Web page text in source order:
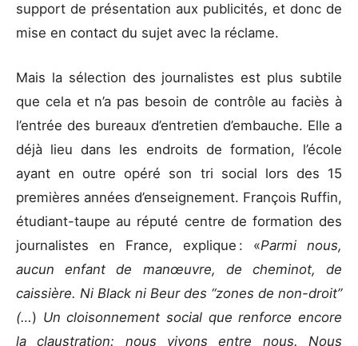
support de présentation aux publicités, et donc de
mise en contact du sujet avec la réclame.
Mais la sélection des journalistes est plus subtile
que cela et n’a pas besoin de contrôle au faciès à
l’entrée des bureaux d’entretien d’embauche. Elle a
déjà lieu dans les endroits de formation, l’école
ayant en outre opéré son tri social lors des 15
premières années d’enseignement. François Ruffin,
étudiant-taupe au réputé centre de formation des
journalistes en France, explique : «Parmi nous,
aucun enfant de manœuvre, de cheminot, de
caissière. Ni Black ni Beur des “zones de non-droit”
(…) Un cloisonnement social que renforce encore
la claustration: nous vivons entre nous. Nous